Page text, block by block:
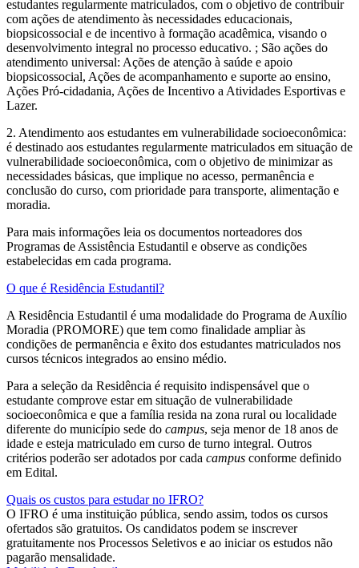
estudantes regularmente matriculados, com o objetivo de contribuir
com ações de atendimento às necessidades educacionais,
biopsicossocial e de incentivo à formação acadêmica, visando o
desenvolvimento integral no processo educativo. ; São ações do
atendimento universal: Ações de atenção à saúde e apoio
biopsicossocial, Ações de acompanhamento e suporte ao ensino,
Ações Pró-cidadania, Ações de Incentivo a Atividades Esportivas e
Lazer.
2. Atendimento aos estudantes em vulnerabilidade socioeconômica:
é destinado aos estudantes regularmente matriculados em situação de
vulnerabilidade socioeconômica, com o objetivo de minimizar as
necessidades básicas, que implique no acesso, permanência e
conclusão do curso, com prioridade para transporte, alimentação e
moradia.
Para mais informações leia os documentos norteadores dos
Programas de Assistência Estudantil e observe as condições
estabelecidas em cada programa.
O que é Residência Estudantil?
A Residência Estudantil é uma modalidade do Programa de Auxílio
Moradia (PROMORE) que tem como finalidade ampliar às
condições de permanência e êxito dos estudantes matriculados nos
cursos técnicos integrados ao ensino médio.
Para a seleção da Residência é requisito indispensável que o
estudante comprove estar em situação de vulnerabilidade
socioeconômica e que a família resida na zona rural ou localidade
diferente do município sede do campus, seja menor de 18 anos de
idade e esteja matriculado em curso de turno integral. Outros
critérios poderão ser adotados por cada campus conforme definido
em Edital.
Quais os custos para estudar no IFRO?
O IFRO é uma instituição pública, sendo assim, todos os cursos
ofertados são gratuitos. Os candidatos podem se inscrever
gratuitamente nos Processos Seletivos e ao iniciar os estudos não
pagarão mensalidade.